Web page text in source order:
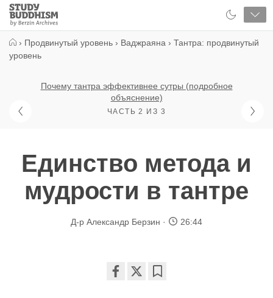
Close
Study
Buddhism
› Продвинутый уровень › Ваджраяна › Тантра: продвинутый
уровень
Почему тантра эффективнее сутры (подробное
объяснение)
ЧАСТЬ 2 ИЗ 3
Единство метода и
мудрости в тантре
Д-р Александр Берзин 26:44